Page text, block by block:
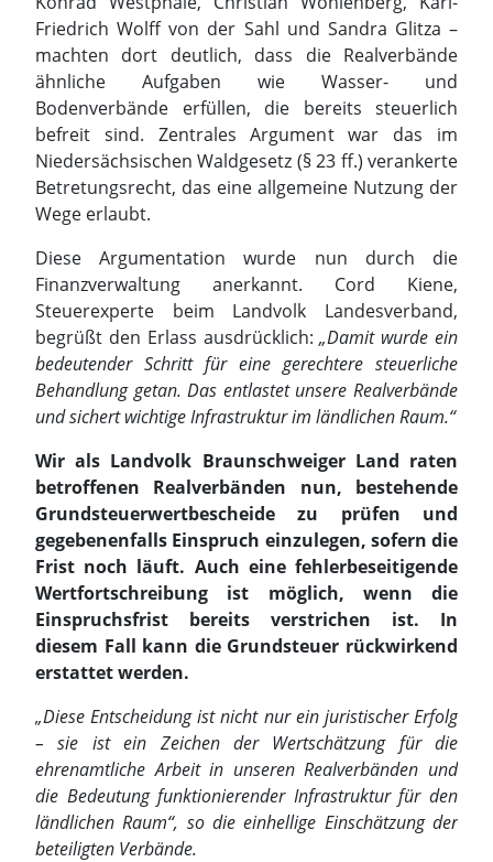
Friedrich Wolff von der Sahl und Sandra Glitza –
machten dort deutlich, dass die Realverbände
ähnliche Aufgaben wie Wasser- und
Bodenverbände erfüllen, die bereits steuerlich
befreit sind. Zentrales Argument war das im
Niedersächsischen Waldgesetz (§ 23 ff.) verankerte
Betretungsrecht, das eine allgemeine Nutzung der
Wege erlaubt.
Diese Argumentation wurde nun durch die
Finanzverwaltung anerkannt. Cord Kiene,
Steuerexperte beim Landvolk Landesverband,
begrüßt den Erlass ausdrücklich:„Damit wurde ein
bedeutender Schritt für eine gerechtere steuerliche
Behandlung getan. Das entlastet unsere Realverbände
und sichert wichtige Infrastruktur im ländlichen Raum.“
Wir als Landvolk Braunschweiger Land raten
betroffenen Realverbänden nun, bestehende
Grundsteuerwertbescheide zu prüfen und
gegebenenfalls Einspruch einzulegen, sofern die
Frist noch läuft. Auch eine fehlerbeseitigende
Wertfortschreibung ist möglich, wenn die
Einspruchsfrist bereits verstrichen ist. In
diesem Fall kann die Grundsteuer rückwirkend
erstattet werden.
„Diese Entscheidung ist nicht nur ein juristischer Erfolg
– sie ist ein Zeichen der Wertschätzung für die
ehrenamtliche Arbeit in unseren Realverbänden und
die Bedeutung funktionierender Infrastruktur für den
ländlichen Raum“, so die einhellige Einschätzung der
beteiligten Verbände.